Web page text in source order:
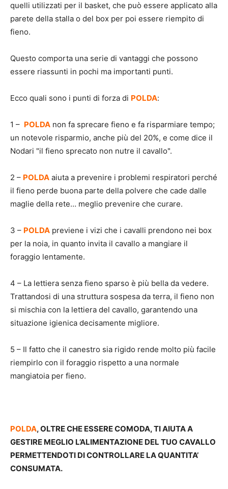
quelli utilizzati per il basket, che può essere applicato alla
parete della stalla o del box per poi essere riempito di
fieno.
Questo comporta una serie di vantaggi che possono
essere riassunti in pochi ma importanti punti.
Ecco quali sono i punti di forza di POLDA:
1 – POLDA non fa sprecare fieno e fa risparmiare tempo;
un notevole risparmio, anche più del 20%, e come dice il
Nodari "il fieno sprecato non nutre il cavallo".
2 – POLDA aiuta a prevenire i problemi respiratori perché
il fieno perde buona parte della polvere che cade dalle
maglie della rete… meglio prevenire che curare.
3 – POLDA previene i vizi che i cavalli prendono nei box
per la noia, in quanto invita il cavallo a mangiare il
foraggio lentamente.
4 – La lettiera senza fieno sparso è più bella da vedere.
Trattandosi di una struttura sospesa da terra, il fieno non
si mischia con la lettiera del cavallo, garantendo una
situazione igienica decisamente migliore.
5 – Il fatto che il canestro sia rigido rende molto più facile
riempirlo con il foraggio rispetto a una normale
mangiatoia per fieno.
POLDA, OLTRE CHE ESSERE COMODA, TI AIUTA A
GESTIRE MEGLIO L’ALIMENTAZIONE DEL TUO CAVALLO
PERMETTENDOTI DI CONTROLLARE LA QUANTITA’
CONSUMATA.